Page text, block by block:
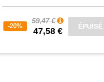
-20%
59,47 €
47,58 €
ÉPUISÉ